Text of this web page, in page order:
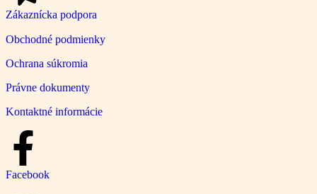
Zákaznícka podpora
Obchodné podmienky
Ochrana súkromia
Právne dokumenty
Kontaktné informácie
Facebook